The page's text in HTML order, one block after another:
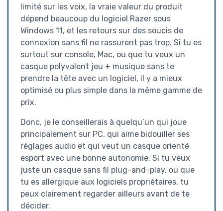
limité sur les voix, la vraie valeur du produit
dépend beaucoup du logiciel Razer sous
Windows 11, et les retours sur des soucis de
connexion sans fil ne rassurent pas trop. Si tu es
surtout sur console, Mac, ou que tu veux un
casque polyvalent jeu + musique sans te
prendre la tête avec un logiciel, il y a mieux
optimisé ou plus simple dans la même gamme de
prix.
Donc, je le conseillerais à quelqu’un qui joue
principalement sur PC, qui aime bidouiller ses
réglages audio et qui veut un casque orienté
esport avec une bonne autonomie. Si tu veux
juste un casque sans fil plug-and-play, ou que
tu es allergique aux logiciels propriétaires, tu
peux clairement regarder ailleurs avant de te
décider.